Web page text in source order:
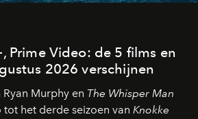
Prime Video: de 5 films en
2026 verschijnen
Ryan Murphy en The Whisper Man
het derde seizoen van Knokke